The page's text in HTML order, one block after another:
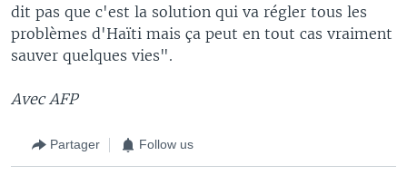
dit pas que c'est la solution qui va régler tous les
problèmes d'Haïti mais ça peut en tout cas vraiment
sauver quelques vies".
Avec AFP
Partager Follow us